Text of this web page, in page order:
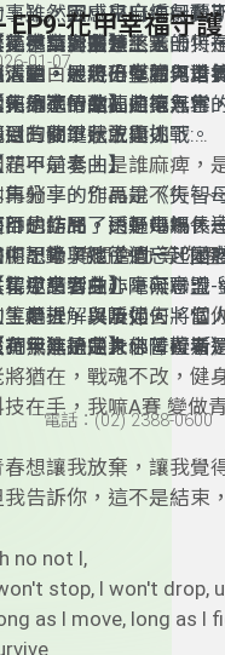
過半百，不是終點，只
得明白，走得乾脆，對
還有夢！還敢衝！
題不是老，是誰麻痺，
再躺平，別再說不行
不是結局，只是中場休
腿不動 時間會動 等你
等老去，哭訴過去，當
有我能決定未來，看看
將猶在，戰魂不改，健
技在手，我嘛A賽 變做
春想讓我放棄，讓我覺
告訴你，這不是結束
no not I,
stop, I won't drop,
as I move, long as I
重新思考高齡者的可能
事），靈感來自編劇賈
艾德華與藍領工人卡特
清單，最終不僅看見世
。雖然因小兒麻痺行動
，甚至計畫登上玉山！
活動，展現出堅韌與勇
花甲交響曲】
集邀請到宋慧慈老師，
人生。她將分享如何培
何調適情緒、擁抱無常
快樂，活出精彩的下
花甲進行曲】
天分享的歌曲是羅思容
，提醒我們年齡不是束
，展現深厚情感，鼓勵
EP9-花甲幸福守
01-07
集為花甲幸福曲第九集
到的關鍵狀況與挑戰。
目三個單元主題如下:
花甲前奏曲】
集分享的作品是《失智
師的作品。透過母親長
中記錄了她從遺忘、困
智症患者並非毫無意識
，是理解與陪伴。
目也訪問了雨軒媽媽，
何思考與孩子們一起變
花甲交響曲】
集邀請到身心障礙聯盟
生轉折，以及如何將個
調，無論是身心障礙者
。也建議應減輕精神壓
、財務與居住的長遠規
花甲進行曲】
有無〉是《大佛普拉斯
運的無定到萬物的消逝
火」隱喻人生。正因無
電話：(02) 2388-0600